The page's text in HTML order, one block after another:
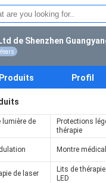
de Shenzhen
Produits Profil
lumière de
Protections
thérapie
Montre
de laser
Lits de
LED